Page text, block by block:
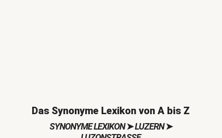
Das Synonyme Lexikon von A bis Z
SYNONYME LEXIKON➤LUZERN➤